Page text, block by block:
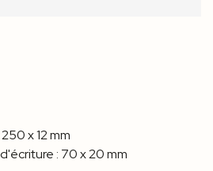
x 12 mm
: 70 x 20 mm